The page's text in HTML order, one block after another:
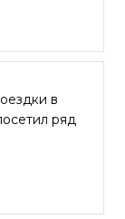
в
ряд